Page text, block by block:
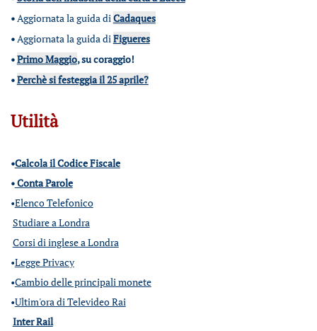
•Aggiornata la guida diCadaques
•Aggiornata la guida diFigueres
•Primo Maggio, su coraggio!
•Perchè si festeggia il 25 aprile?
Utilità
•Calcola il Codice Fiscale
•Conta Parole
•Elenco Telefonico
Studiare a Londra
Corsi di inglese a Londra
•Legge Privacy
•Cambio delle principali monete
•Ultim'ora di Televideo Rai
Inter Rail